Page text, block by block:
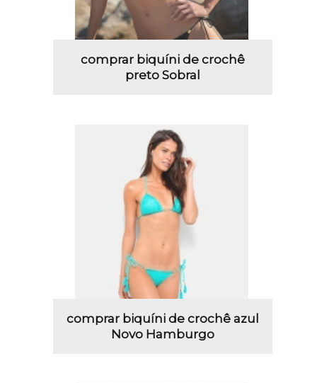
comprar biquíni de crochê
preto Sobral
comprar biquíni de crochê azul
Novo Hamburgo